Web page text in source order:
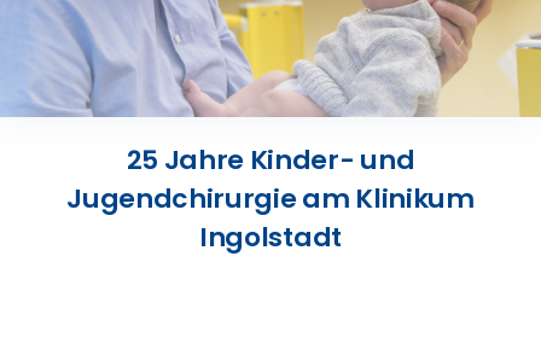
Presse
Kontakt
25 Jahre Kinder- und
Jugendchirurgie am Klinikum
Ingolstadt